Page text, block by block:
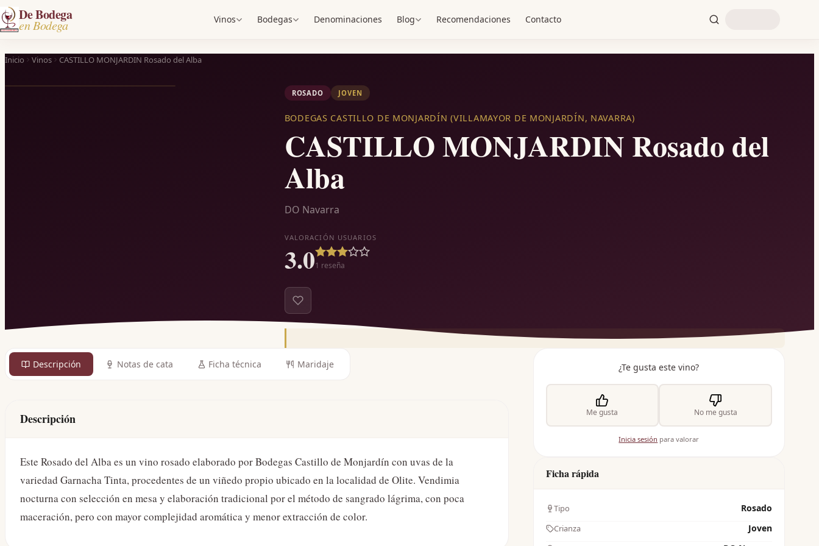
De Bodega
en Bodega Vinos Bodegas Denominaciones Blog Recomendaciones Contacto
Inicio Vinos CASTILLO MONJARDIN Rosado del Alba
ROSADO JOVEN
BODEGAS CASTILLO DE MONJARDÍN (VILLAMAYOR DE MONJARDÍN, NAVARRA)
CASTILLO MONJARDIN Rosado del
Alba
DO Navarra
VALORACIÓN USUARIOS
3.01 reseña
Descripción Notas de cata Ficha técnica Maridaje
Descripción
Este Rosado del Alba es un vino rosado elaborado por Bodegas Castillo de Monjardín con uvas de la
variedad Garnacha Tinta, procedentes de un viñedo propio ubicado en la localidad de Olite. Vendimia
nocturna con selección en mesa y elaboración tradicional por el método de sangrado lágrima, con poca
maceración, pero con mayor complejidad aromática y menor extracción de color.
¿Te gusta este vino?
Me gusta No me gusta
Inicia sesión para valorar
Ficha rápida
Tipo Rosado
Crianza Joven